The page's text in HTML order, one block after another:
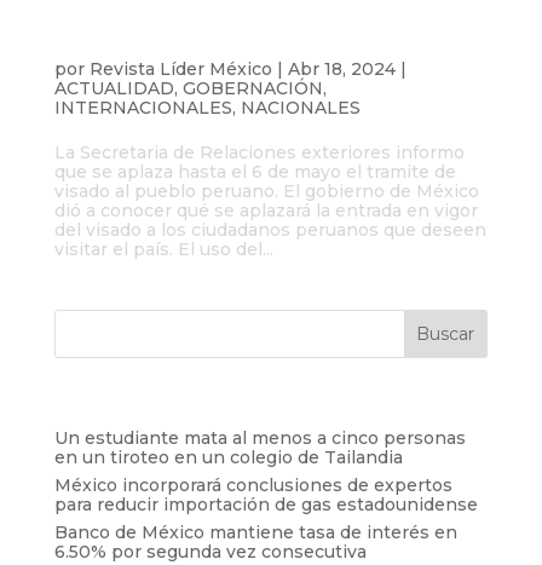
por Revista Líder México Abr 18, 2024|
ACTUALIDAD, GOBERNACIÓN,
INTERNACIONALES, NACIONALES
La Secretaria de Relaciones exteriores informo
que se aplaza hasta el 6 de mayo el tramite de
visado al pueblo peruano. El gobierno de México
dió a conocer qué se aplazará la entrada en vigor
del visado a los ciudadanos peruanos que deseen
visitar el país. El uso del...
Un estudiante mata al menos a cinco personas
en un tiroteo en un colegio de Tailandia
México incorporará conclusiones de expertos
para reducir importación de gas estadounidense
Banco de México mantiene tasa de interés en
6.50% por segunda vez consecutiva